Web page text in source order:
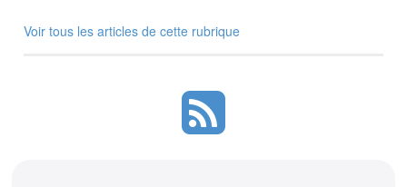
Voir tous les articles de cette rubrique